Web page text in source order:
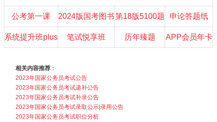
公考第一课 2024版国考图书第18版5100题 申论答题纸
系统提升班plus 笔试悦享班 历年臻题 APP会员年卡
相关内容推荐 ：
2023年国家公务员考试公告
2023年国家公务员考试递补公告
2023年国家公务员考试补录公告
2023年国家公务员考试录取公示|录用公告
2023年国家公务员考试职位分析